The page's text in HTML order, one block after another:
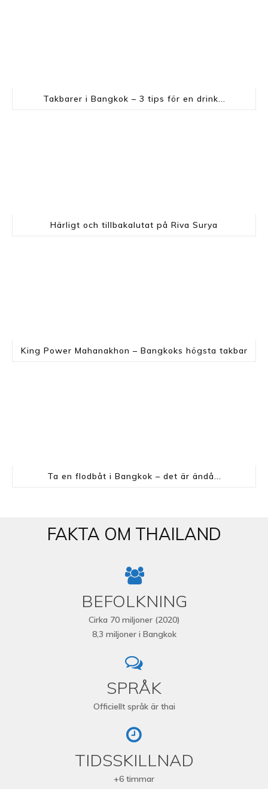
Takbarer i Bangkok – 3 tips för en drink...
Härligt och tillbakalutat på Riva Surya
King Power Mahanakhon – Bangkoks högsta takbar
Ta en flodbåt i Bangkok – det är ändå...
FAKTA OM THAILAND
BEFOLKNING
Cirka 70 miljoner (2020)
8,3 miljoner i Bangkok
SPRÅK
Officiellt språk är thai
TIDSSKILLNAD
+6 timmar